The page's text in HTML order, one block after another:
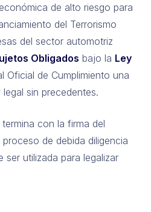
de alto riesgo para
del Terrorismo
del sector automotriz
Obligados bajo la Ley
Oficial de Cumplimiento una
sin precedentes.
con la firma del
de debida diligencia
ser utilizada para legalizar